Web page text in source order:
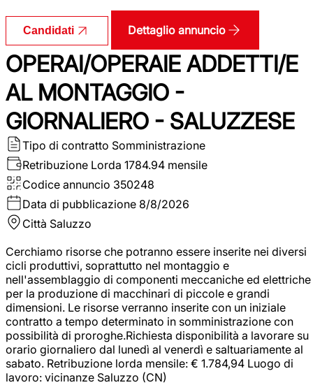
Candidati Dettaglio annuncio
OPERAI/OPERAIE ADDETTI/E
AL MONTAGGIO -
GIORNALIERO - SALUZZESE
Tipo di contratto Somministrazione
Retribuzione Lorda 1784.94 mensile
Codice annuncio 350248
Data di pubblicazione 8/8/2026
Città Saluzzo
Cerchiamo risorse che potranno essere inserite nei diversi
cicli produttivi, soprattutto nel montaggio e
nell'assemblaggio di componenti meccaniche ed elettriche
per la produzione di macchinari di piccole e grandi
dimensioni. Le risorse verranno inserite con un iniziale
contratto a tempo determinato in somministrazione con
possibilità di proroghe.Richiesta disponibilità a lavorare su
orario giornaliero dal lunedì al venerdì e saltuariamente al
sabato. Retribuzione lorda mensile: € 1.784,94 Luogo di
lavoro: vicinanze Saluzzo (CN)